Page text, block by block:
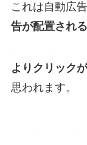
これは自動広
告が配置され
よりクリック
思われます。